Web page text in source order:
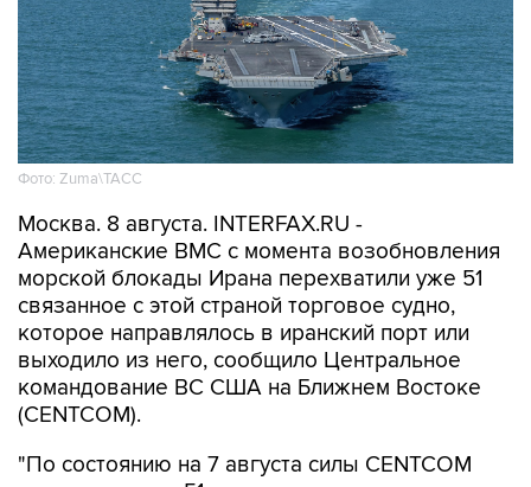
Фото: Zuma\ТАСС
Москва. 8 августа. INTERFAX.RU -
Американские ВМС с момента возобновления
морской блокады Ирана перехватили уже 51
связанное с этой страной торговое судно,
которое направлялось в иранский порт или
выходило из него, сообщило Центральное
командование ВС США на Ближнем Востоке
(CENTCOM).
"По состоянию на 7 августа силы CENTCOM